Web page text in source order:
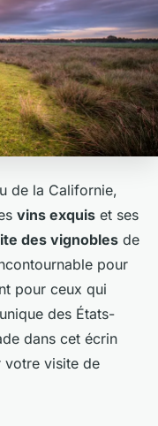
de la Californie,
vins exquis et ses
des vignobles de
pour
pour ceux qui
des États-
dans cet écrin
votre visite de